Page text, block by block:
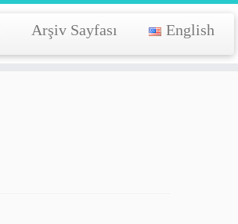
Arşiv Sayfası English